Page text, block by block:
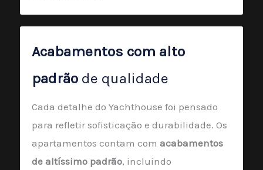
Acabamentos com alto
padrão de qualidade
Cada detalhe do Yachthouse foi pensado
para refletir sofisticação e durabilidade. Os
apartamentos contam com acabamentos
de altíssimo padrão, incluindo